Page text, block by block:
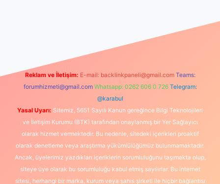
Reklam ve İletişim: E-mail: backlinkpaneli@gmail.com Teams:
forumhizmeti@gmail.com Whatsapp: 0262 606 0 726 Telegram:
@karabul
Yasal Uyarı: Sitemiz, 5651 Sayılı Kanun gereğince Bilgi Teknolojileri
ve İletişim Kurumu (BTK) tarafından onaylanmış bir Yer Sağlayıcı
olarak hizmet vermektedir. Bu nedenle, sitedeki içerikleri proaktif
olarak denetleme veya araştırma yükümlülüğümüz bulunmamaktadır.
Ancak, üyelerimiz yazdıkları içeriklerin sorumluluğunu taşımakta olup,
siteye üye olarak bu sorumluluğu kabul etmiş sayılırlar. Bu internet
sitesi, herhangi bir marka, kurum veya şahıs şirketi ile hiçbir bağlantısı